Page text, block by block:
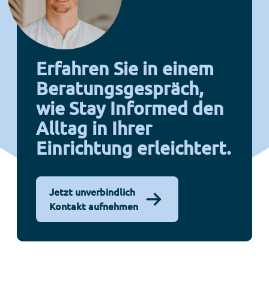
Erfahren Sie in einem
Beratungsgespräch,
wie Stay Informed den
Alltag in Ihrer
Einrichtung erleichtert.
Jetzt unverbindlich
Kontakt aufnehmen